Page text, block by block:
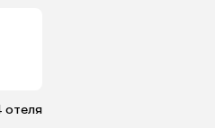
отеля